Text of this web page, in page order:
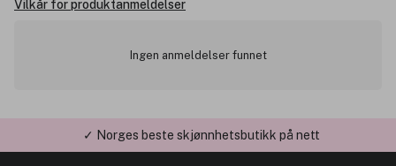
Vilkår for produktanmeldelser
Ingen anmeldelser funnet
✓ Norges beste skjønnhetsbutikk på nett